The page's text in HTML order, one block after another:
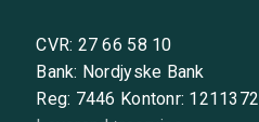
CVR: 27 66 58 10
Bank: Nordjyske Bank
Reg: 7446 Kontonr: 1211372